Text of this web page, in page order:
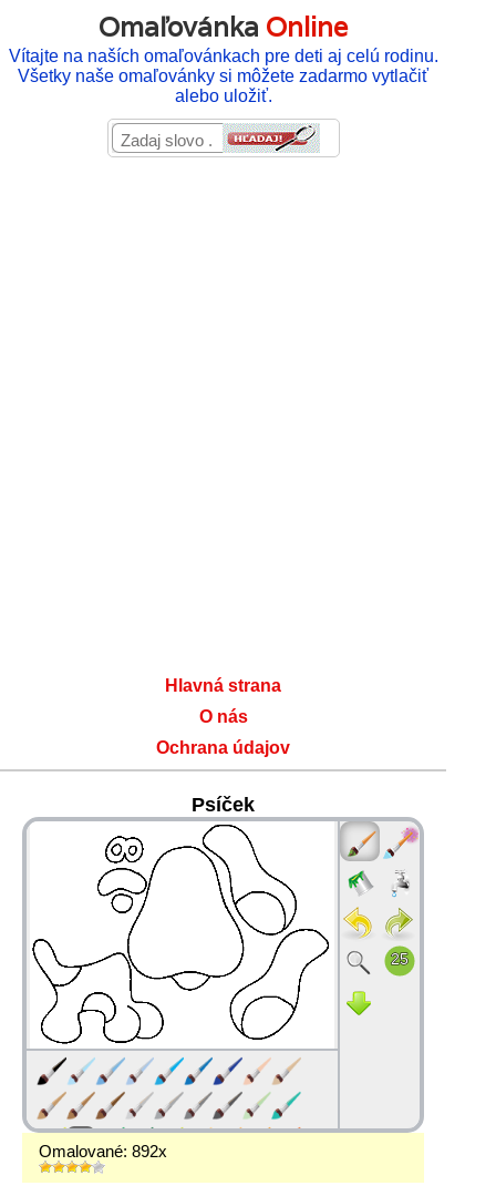
Omaľovánka Online
Vítajte na naších omaľovánkach pre deti aj celú rodinu.
Všetky naše omaľovánky si môžete zadarmo vytlačiť
alebo uložiť.
Hlavná strana
O nás
Ochrana údajov
Psíček
Omalované: 892x